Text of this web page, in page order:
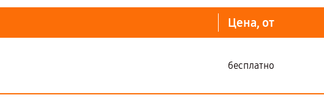
Цена, от
бесплатно